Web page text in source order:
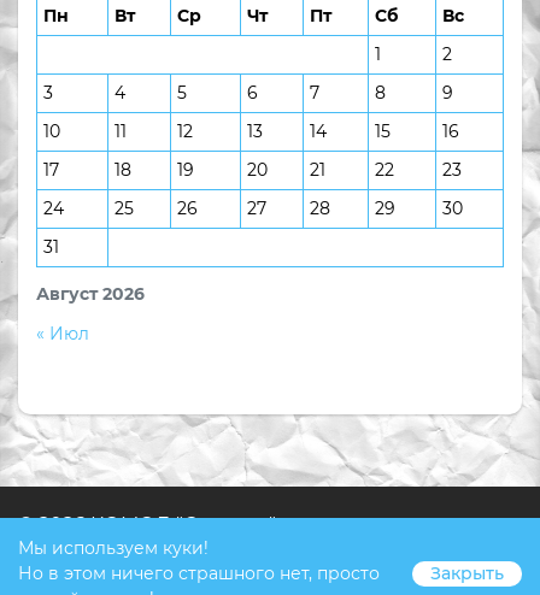
Август 2026
Пн Вт Ср Чт Пт Сб
Вс
1
2
3
4 5 6 7 8
9
10
11 12 13 14 15
16
17
18 19 20 21 22
23
24
25 26 27 28 29
30
31
« Июл
© 2026 КОМОД "Ступени"
Мы используем куки!
Но в этом ничего страшного нет, просто
Закрыть